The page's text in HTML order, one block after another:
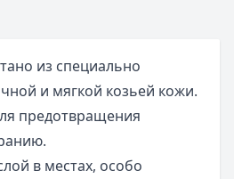
из специально
и мягкой козьей кожи.
предотвращения
в местах, особо